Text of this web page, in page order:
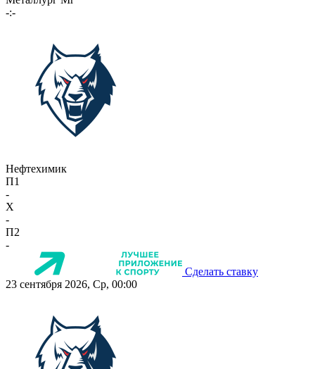
-:-
Нефтехимик
П1
-
X
-
П2
-
Сделать ставку
23 сентября 2026, Ср, 00:00